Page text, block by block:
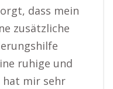
dass mein
zusätzliche
ruhige und
mir sehr